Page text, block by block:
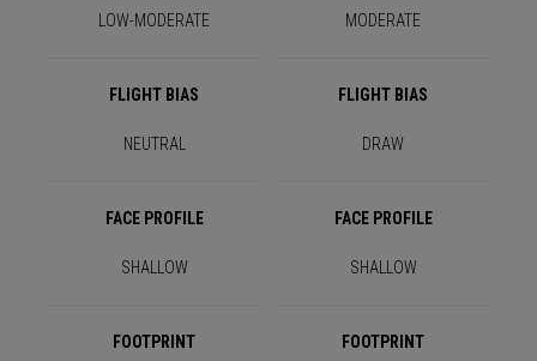
LOW-MODERATE MODERATE
FLIGHT BIAS FLIGHT BIAS
NEUTRAL DRAW
FACE PROFILE FACE PROFILE
SHALLOW SHALLOW
FOOTPRINT FOOTPRINT